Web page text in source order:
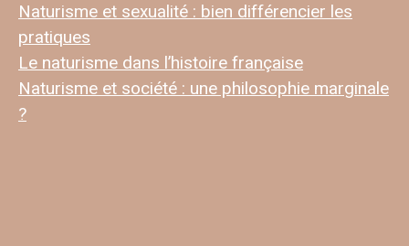
Naturisme et sexualité : bien différencier les
pratiques
Le naturisme dans l’histoire française
Naturisme et société : une philosophie marginale
?